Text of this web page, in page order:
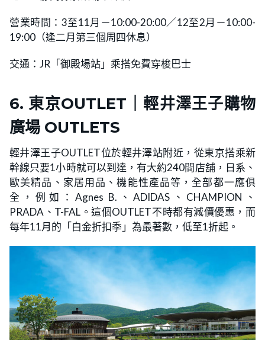
營業時間：3至11月－10:00-20:00／12至2月－10:00-
19:00（逢二月第三個周四休息）
交通：JR「御殿場站」乘搭免費穿梭巴士
6.東京OUTLET｜ 輕井澤王子購物
廣場 OUTLETS
輕井澤王子OUTLET位於輕井澤站附近，從東京搭乘新
幹線只要1小時就可以到達，有大約240間店舖，日系、
歐美精品、家居用品、機能性產品等，全部都一應俱
全，例如：Agnes B.、ADIDAS、CHAMPION、
PRADA、T-FAL。這個OUTLET不時都有減價優惠，而
每年11月的「白金折扣季」為最著數，低至1折起。